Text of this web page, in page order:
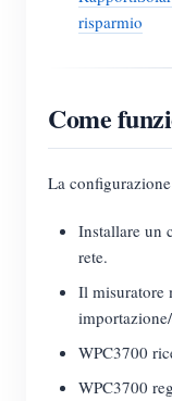
risparmio
Come
La
Installare un
rete.
Il misuratore
WPC3700
WPC3700